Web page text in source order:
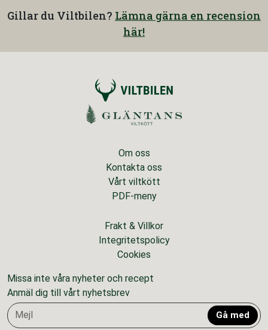
Gillar du Viltbilen? Lämna gärna en recension
här!
Om oss
Kontakta oss
Vårt viltkött
PDF-meny
Frakt & Villkor
Integritetspolicy
Cookies
Missa inte våra nyheter och recept
Anmäl dig till vårt nyhetsbrev
Gå med